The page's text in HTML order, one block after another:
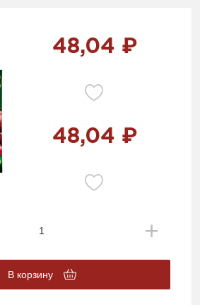
48,04 ₽
48,04 ₽
В корзину